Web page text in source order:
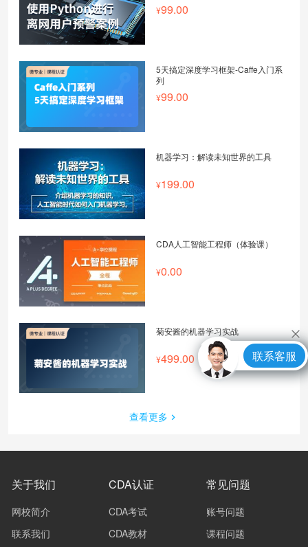
99.00
5天搞定深度学习框架-Caffe入门系
列
99.00
机器学习：解读未知世界的工具
199.00
CDA人工智能工程师（体验课）
0.00
菊安酱的机器学习实战
499.00
查看更多
关于我们
网校简介
联系我们
CDA认证
CDA考试
CDA教材
常见问题
账号问题
课程问题
联系客服